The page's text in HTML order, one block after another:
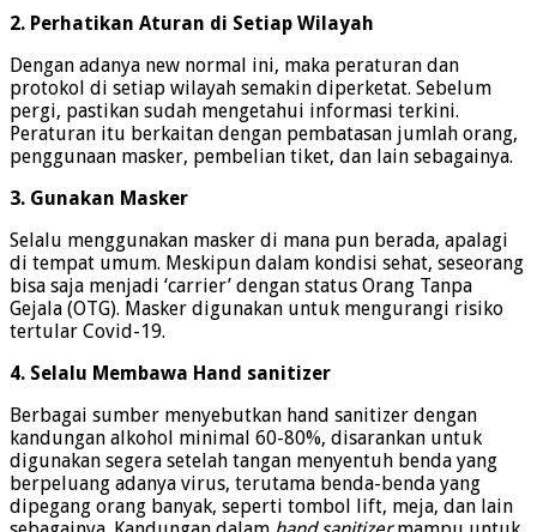
2. Perhatikan Aturan di Setiap Wilayah
Dengan adanya new normal ini, maka peraturan dan
protokol di setiap wilayah semakin diperketat. Sebelum
pergi, pastikan sudah mengetahui informasi terkini.
Peraturan itu berkaitan dengan pembatasan jumlah orang,
penggunaan masker, pembelian tiket, dan lain sebagainya.
3. Gunakan Masker
Selalu menggunakan masker di mana pun berada, apalagi
di tempat umum. Meskipun dalam kondisi sehat, seseorang
bisa saja menjadi ‘carrier’ dengan status Orang Tanpa
Gejala (OTG). Masker digunakan untuk mengurangi risiko
tertular Covid-19.
4. Selalu Membawa Hand sanitizer
Berbagai sumber menyebutkan hand sanitizer dengan
kandungan alkohol minimal 60-80%, disarankan untuk
digunakan segera setelah tangan menyentuh benda yang
berpeluang adanya virus, terutama benda-benda yang
dipegang orang banyak, seperti tombol lift, meja, dan lain